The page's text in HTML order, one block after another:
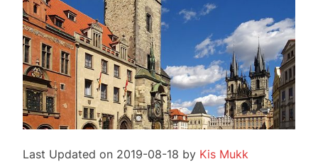
Last Updated on 2019-08-18 by Kis Mukk